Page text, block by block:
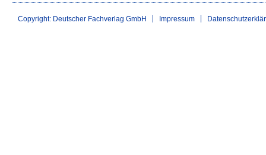
Copyright: Deutscher Fachverlag GmbH Impressum